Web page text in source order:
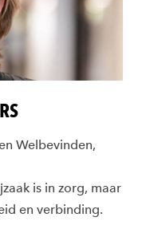
Welbevinden,
is in zorg, maar
en verbinding.